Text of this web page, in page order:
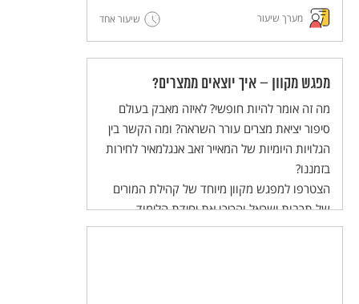
מערך שיעור שיעור אחד
מפגש מקוון – איך יוצאים ממצרים?
מה זה אומר להיות חופשי? לאיזה מאבק בעולם
סיפור יציאת מצרים עורר השראה? ומה הקשר בין
הגלויות היומיות של המאייר זאב אנגלמאיר לחירות
בזמננו?
הצטרפו למפגש מקוון מיוחד של קהילת המורים
של תרבות ישראל והכירו את יחידת הלימוד
להוראה בכיתה, המשלבת הסכת שהופקה במיוחד